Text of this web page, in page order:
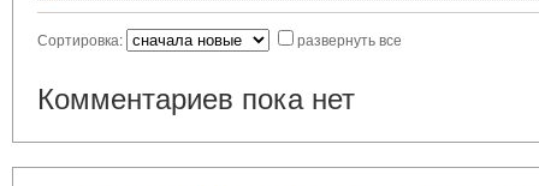
Сортировка: развернуть все
Комментариев пока нет